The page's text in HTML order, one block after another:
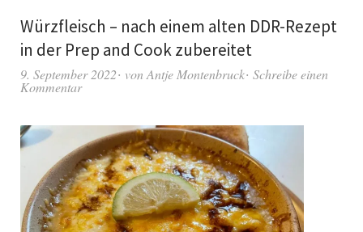
Würzfleisch – nach einem alten DDR-Rezept
in der Prep and Cook zubereitet
9. September 2022 vonAntje Montenbruck Schreibe einen
Kommentar